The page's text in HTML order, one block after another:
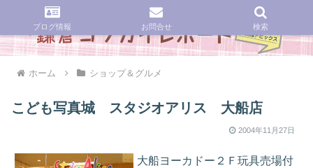
ホーム ショップ＆グルメ
こども写真城 スタジオアリス 大船店
2004年11月27日
大船ヨーカドー２Ｆ玩具売場付
ブログ情報 お問合せ 検索